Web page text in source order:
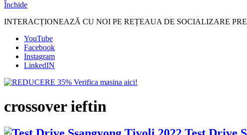
Închide
INTERACȚIONEAZĂ CU NOI PE REȚEAUA DE SOCIALIZARE
YouTube
Facebook
Instagram
LinkedIN
crossover ieftin